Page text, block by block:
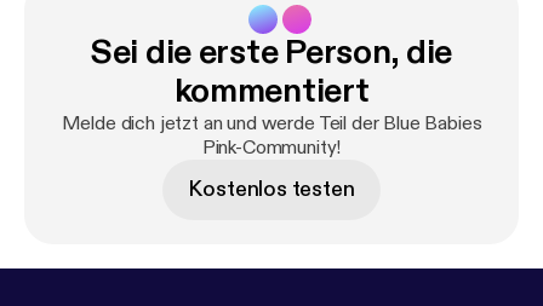
Sei die erste Person, die
kommentiert
Melde dich jetzt an und werde Teil der Blue Babies
Pink-Community!
Kostenlos testen